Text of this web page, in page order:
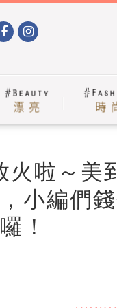
火啦～美
小編們
！